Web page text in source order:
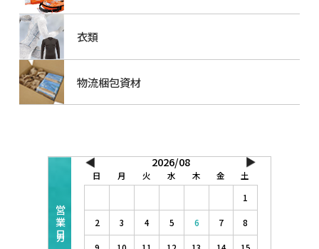
衣類
物流梱包資材
2026/08
日 月 火 水 木 金
土
1
2 3 4 5 6 7 8